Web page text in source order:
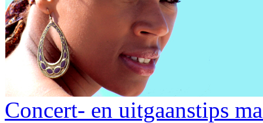
Concert- en uitgaanstips